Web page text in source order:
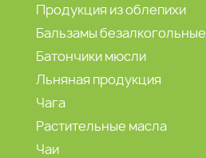
Продукция из облепихи
Бальзамы безалкогольные
Батончики мюсли
Льняная продукция
Чага
Растительные масла
Чаи